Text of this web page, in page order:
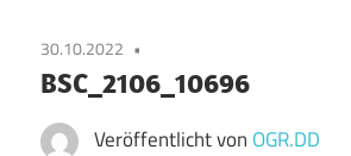
RECHTS.DRESDEN
30.10.2022
BSC_2106_10696
Veröffentlicht von OGR.DD